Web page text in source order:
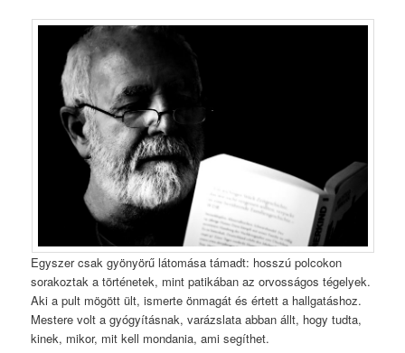
Egyszer csak gyönyörű látomása támadt: hosszú polcokon
sorakoztak a történetek, mint patikában az orvosságos tégelyek.
Aki a pult mögött ült, ismerte önmagát és értett a hallgatáshoz.
Mestere volt a gyógyításnak, varázslata abban állt, hogy tudta,
kinek, mikor, mit kell mondania, ami segíthet.